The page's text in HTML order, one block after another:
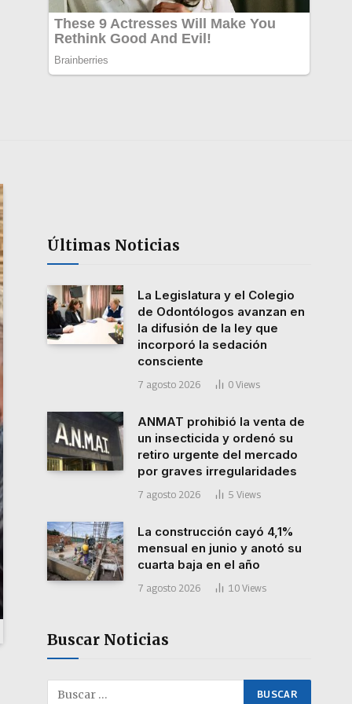
Últimas Noticias
La Legislatura y el Colegio
de Odontólogos avanzan en
la difusión de la ley que
incorporó la sedación
consciente
7 agosto 2026 0 Views
ANMAT prohibió la venta de
un insecticida y ordenó su
retiro urgente del mercado
por graves irregularidades
7 agosto 2026 5 Views
La construcción cayó 4,1%
mensual en junio y anotó su
cuarta baja en el año
7 agosto 2026 10 Views
Buscar Noticias